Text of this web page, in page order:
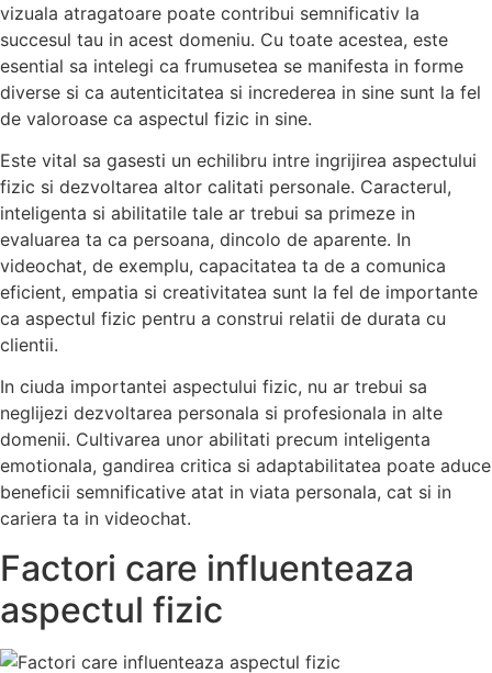
vizuala atragatoare poate contribui semnificativ la
succesul tau in acest domeniu. Cu toate acestea, este
esential sa intelegi ca frumusetea se manifesta in forme
diverse si ca autenticitatea si increderea in sine sunt la fel
de valoroase ca aspectul fizic in sine.
Este vital sa gasesti un echilibru intre ingrijirea aspectului
fizic si dezvoltarea altor calitati personale. Caracterul,
inteligenta si abilitatile tale ar trebui sa primeze in
evaluarea ta ca persoana, dincolo de aparente. In
videochat, de exemplu, capacitatea ta de a comunica
eficient, empatia si creativitatea sunt la fel de importante
ca aspectul fizic pentru a construi relatii de durata cu
clientii.
In ciuda importantei aspectului fizic, nu ar trebui sa
neglijezi dezvoltarea personala si profesionala in alte
domenii. Cultivarea unor abilitati precum inteligenta
emotionala, gandirea critica si adaptabilitatea poate aduce
beneficii semnificative atat in viata personala, cat si in
cariera ta in videochat.
Factori care influenteaza
aspectul fizic